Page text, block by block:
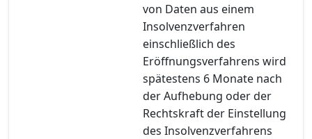
von Daten aus einem
Insolvenzverfahren
einschließlich des
Eröffnungsverfahrens wird
spätestens 6 Monate nach
der Aufhebung oder der
Rechtskraft der Einstellung
des Insolvenzverfahrens